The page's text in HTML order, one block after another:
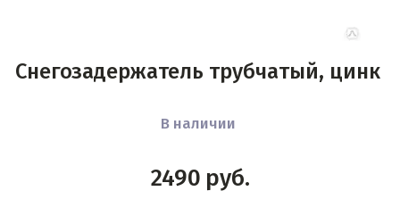
Снегозадержатель трубчатый, цинк
В наличии
2490 руб.